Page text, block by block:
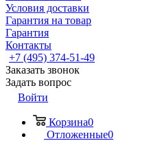
Условия доставки
Гарантия на товар
Гарантия
Контакты
+7 (495) 374-51-49
Заказать звонок
Задать вопрос
Войти
Корзина0
Отложенные0